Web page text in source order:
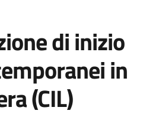
di inizio
in
(CIL)